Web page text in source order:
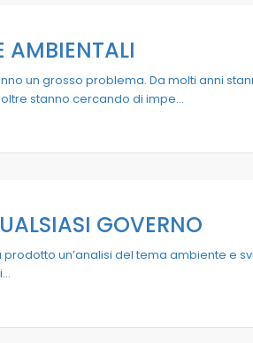
AMBIENTALI
un grosso problema. Da molti anni
stanno cercando di impe...
GOVERNO
un’analisi del tema ambiente e